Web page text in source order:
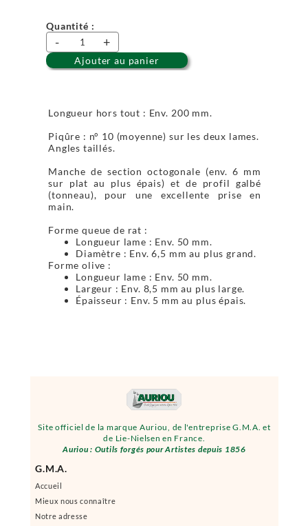
Site officiel de la marque Auriou, de l'entreprise G.M.A. et
de Lie-Nielsen en France.
Auriou : Outils forgés pour Artistes depuis 1856
G.M.A.
Accueil
Mieux nous connaître
Notre adresse
Quantité :
- +
Ajouter au panier
Longueur hors tout : Env. 200 mm.
Piqûre : n° 10 (moyenne) sur les deux lames.
Angles taillés.
Manche de section octogonale (env. 6 mm
sur plat au plus épais) et de profil galbé
(tonneau), pour une excellente prise en
main.
Forme queue de rat :
Longueur lame : Env. 50 mm.
Diamètre : Env. 6,5 mm au plus grand.
Forme olive :
Longueur lame : Env. 50 mm.
Largeur : Env. 8,5 mm au plus large.
Épaisseur : Env. 5 mm au plus épais.